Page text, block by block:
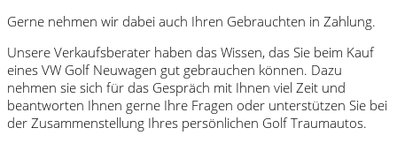
Gerne nehmen wir dabei auch Ihren Gebrauchten in Zahlung.
Unsere Verkaufsberater haben das Wissen, das Sie beim Kauf
eines VW Golf Neuwagen gut gebrauchen können. Dazu
nehmen sie sich für das Gespräch mit Ihnen viel Zeit und
beantworten Ihnen gerne Ihre Fragen oder unterstützen Sie bei
der Zusammenstellung Ihres persönlichen Golf Traumautos.